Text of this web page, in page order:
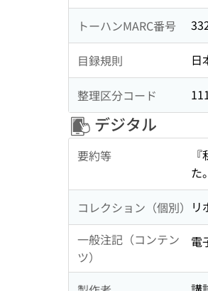
トーハンMARC番号
目録規則 日
整理区分コード
デジタル
要約等
た。
コレクション（個別） リ
一般注記（コンテン
ツ）
電